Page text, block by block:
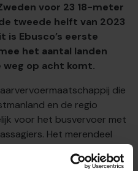
voor 23 18-meter
tweede helft van 2023
is Ebusco’s eerste
het aantal landen
weg op acht komt.
die
en de regio
voor het busvervoer met
Het merendeel
terwijl een minderheid